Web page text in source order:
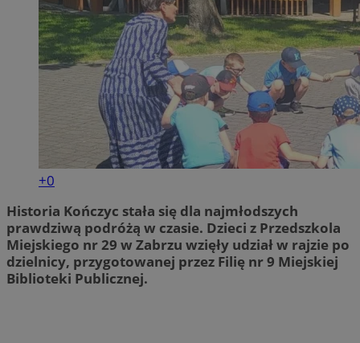
+0
Historia Kończyc stała się dla najmłodszych
prawdziwą podróżą w czasie. Dzieci z Przedszkola
Miejskiego nr 29 w Zabrzu wzięły udział w rajzie po
dzielnicy, przygotowanej przez Filię nr 9 Miejskiej
Biblioteki Publicznej.